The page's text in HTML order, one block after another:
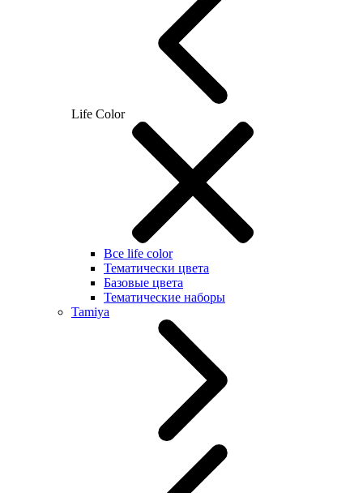
Life Color
Все life color
Тематически цвета
Базовые цвета
Тематические наборы
Tamiya